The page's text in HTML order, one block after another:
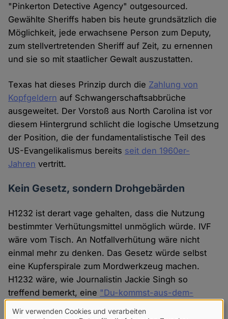
"Pinkerton Detective Agency" outgesourced.
Gewählte Sheriffs haben bis heute grundsätzlich die
Möglichkeit, jede erwachsene Person zum Deputy,
zum stellvertretenden Sheriff auf Zeit, zu ernennen
und sie so mit staatlicher Gewalt auszustatten.
Texas hat dieses Prinzip durch die Zahlung von
Kopfgeldern auf Schwangerschaftsabbrüche
ausgeweitet. Der Vorstoß aus North Carolina ist vor
diesem Hintergrund schlicht die logische Umsetzung
der Position, die der fundamentalistische Teil des
US-Evangelikalismus bereits seit den 1960er-
Jahren vertritt.
Kein Gesetz, sondern Drohgebärden
H1232 ist derart vage gehalten, dass die Nutzung
bestimmter Verhütungsmittel unmöglich würde. IVF
wäre vom Tisch. An Notfallverhütung wäre nicht
einmal mehr zu denken. Das Gesetz würde selbst
eine Kupferspirale zum Mordwerkzeug machen.
H1232 wäre, wie Journalistin Jackie Singh so
treffend bemerkt, eine "Du-kommst-aus-dem-
Wir verwenden Cookies und verarbeiten